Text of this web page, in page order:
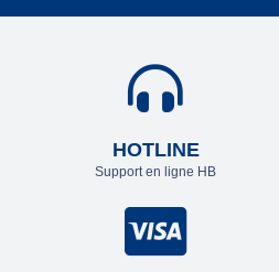
HOTLINE
Support en ligne HB